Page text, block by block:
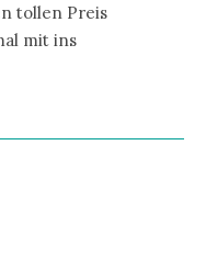
tollen Preis
mit ins